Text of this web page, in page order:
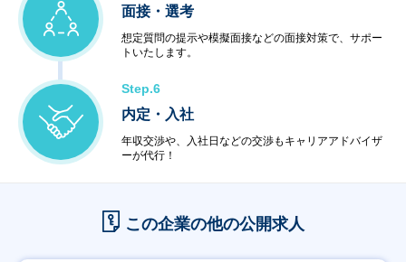
面接・選考
想定質問の提示や模擬面接などの面接対策で、サポー
トいたします。
Step.6
内定・入社
年収交渉や、入社日などの交渉もキャリアアドバイザ
ーが代行！
この企業の他の公開求人